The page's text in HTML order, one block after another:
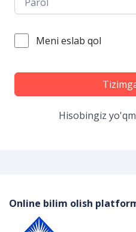
Meni eslab qol
Hisobingiz
Online bilim olish